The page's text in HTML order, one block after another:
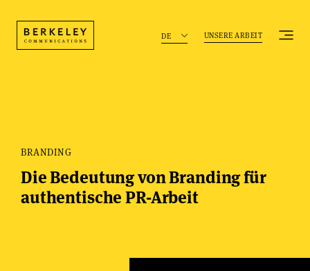
UNSERE ARBEIT
DE
BRANDING
Die Bedeutung von Branding für
authentische PR-Arbeit